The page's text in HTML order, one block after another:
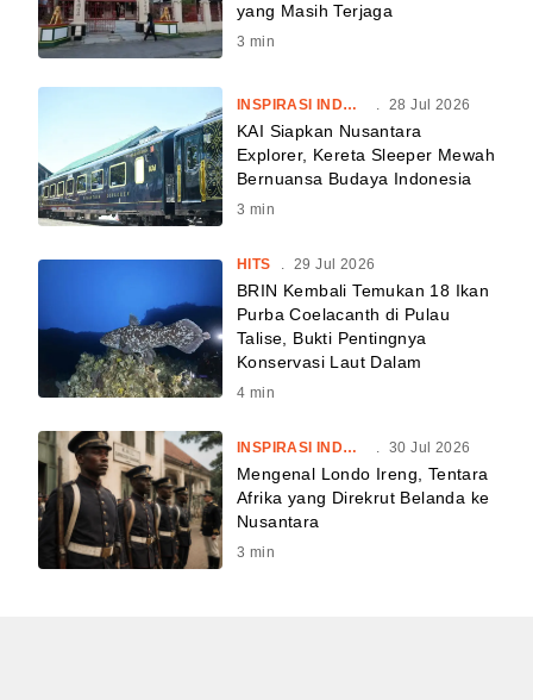
yang Masih Terjaga
3 min
INSPIRASI INDONESIA 28 Jul 2026
KAI Siapkan Nusantara
Explorer, Kereta Sleeper Mewah
Bernuansa Budaya Indonesia
3 min
HITS 29 Jul 2026
BRIN Kembali Temukan 18 Ikan
Purba Coelacanth di Pulau
Talise, Bukti Pentingnya
Konservasi Laut Dalam
4 min
INSPIRASI INDONESIA 30 Jul 2026
Mengenal Londo Ireng, Tentara
Afrika yang Direkrut Belanda ke
Nusantara
3 min